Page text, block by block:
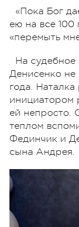
«Пока Бог
ею на все
«перемыть
На судебное
Денисенко не
года. Наталка
инициатором
ей непросто.
теплом
Фединчик и
сына Андрея.